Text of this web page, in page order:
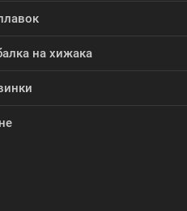
на хижака